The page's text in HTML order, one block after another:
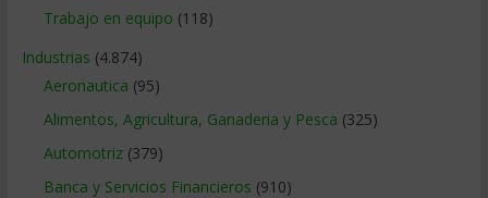
Trabajo en equipo (118)
Industrias (4.874)
Aeronautica (95)
Alimentos, Agricultura, Ganaderia y Pesca (325)
Automotriz(379)
Banca y Servicios Financieros (910)